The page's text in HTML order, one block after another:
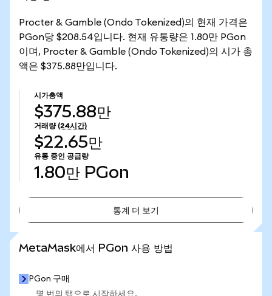
Procter & Gamble (Ondo Tokenized)의 현재 가격은
PGon당 $208.54입니다. 현재 유통량은 1.80만 PGon
이며, Procter & Gamble (Ondo Tokenized)의 시가 총
액은 $375.88만입니다.
시가총액
$375.88만
거래량 (24시간)
$22.65만
유통 중인 공급량
1.80만 PGon
통계 더 보기
MetaMask에서 PGon 사용 방법
PGon 구매
몇 번의 탭으로 시작하세요.